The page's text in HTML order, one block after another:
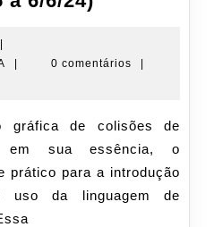
de
(28/5
6/6/24)
4
CESAR0 comentários
em sua essência, o
prático para a introdução
uso da linguagem de